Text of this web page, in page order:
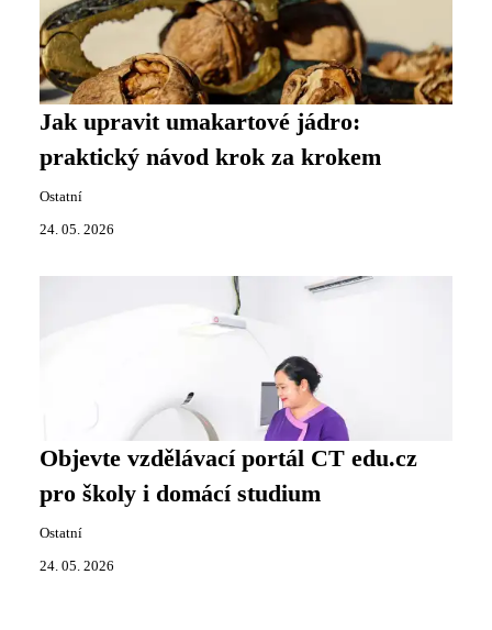
Jak upravit umakartové jádro:
praktický návod krok za krokem
Ostatní
24. 05. 2026
Objevte vzdělávací portál CT edu.cz
pro školy i domácí studium
Ostatní
24. 05. 2026